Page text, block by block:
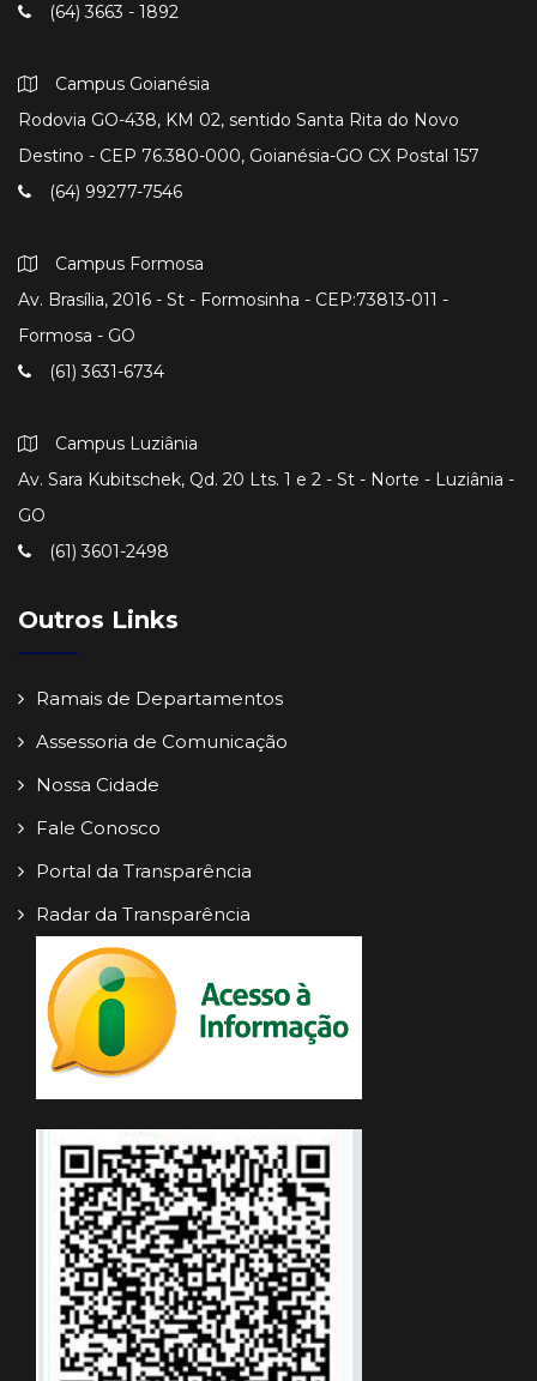
(64) 3663 - 1892
Campus Goianésia
Rodovia GO-438, KM 02, sentido Santa Rita do Novo
Destino - CEP 76.380-000, Goianésia-GO CX Postal 157
(64) 99277-7546
Campus Formosa
Av. Brasília, 2016 - St - Formosinha - CEP:73813-011 -
Formosa - GO
(61) 3631-6734
Campus Luziânia
Av. Sara Kubitschek, Qd. 20 Lts. 1 e 2 - St - Norte - Luziânia -
GO
(61) 3601-2498
Outros Links
Ramais de Departamentos
Assessoria de Comunicação
Nossa Cidade
Fale Conosco
Portal da Transparência
Radar da Transparência